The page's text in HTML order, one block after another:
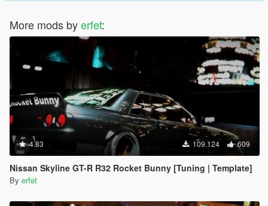
More mods byerfet:
4.83 109.124 609
Nissan Skyline GT-R R32 Rocket Bunny [Tuning | Template]
By erfet